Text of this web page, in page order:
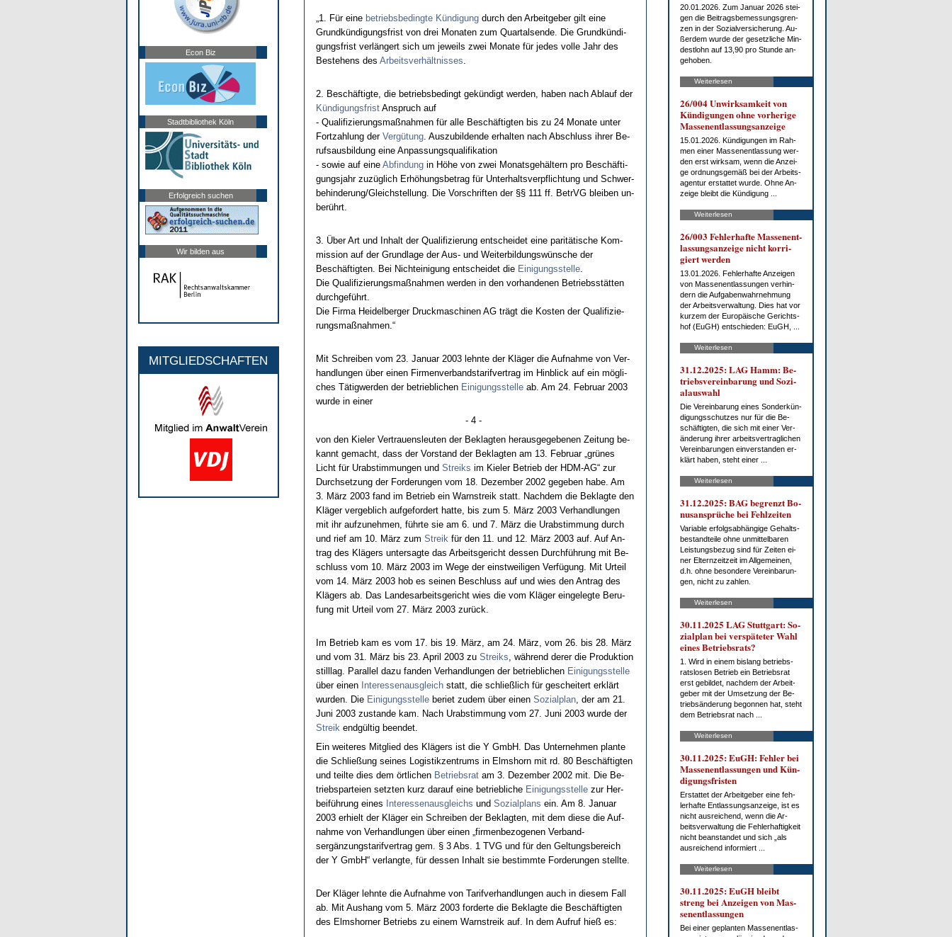
Econ Biz
Stadtbibliothek Köln
Erfolgreich suchen
Wir bilden aus
MITGLIEDSCHAFTEN
„1. Für ei­ne be­triebs­be­ding­te Kündi­gungdurch den Ar­beit­ge­ber gilt ei­ne
Grundkündi­gungs­frist von drei Mo­na­ten zum Quar­tals­en­de. Die Grundkündi­
gungs­frist verlängert sich um je­weils zwei Mo­na­te für je­des vol­le Jahr des
Be­ste­hens des Ar­beits­verhält­nis­ses.
2. Beschäftig­te, die be­triebs­be­dingt gekündigt wer­den, ha­ben nach Ab­lauf der
Kündi­gungs­fristAn­spruch auf
- Qua­li­fi­zie­rungs­maßnah­men für al­le Beschäftig­ten bis zu 24 Mo­na­te un­ter
Fort­zah­lung der Vergütung. Aus­zu­bil­den­de er­hal­ten nach Ab­schluss ih­rer Be­
rufs­aus­bil­dung ei­ne An­pas­sungs­qua­li­fi­ka­ti­on
- so­wie auf ei­ne Ab­fin­dungin Höhe von zwei Mo­nats­gehältern pro Beschäfti­
gungs­jahr zuzüglich Erhöhungs­be­trag für Un­ter­halts­ver­pflich­tung und Schwer­
be­hin­de­rung/Gleich­stel­lung. Die Vor­schrif­ten der §§ 111 ff. Be­trVG blei­ben un­
berührt.
3. Über Art und In­halt der Qua­li­fi­zie­rung ent­schei­det ei­ne pa­ritäti­sche Kom­
mis­si­on auf der Grund­la­ge der Aus- und Wei­ter­bil­dungswünsche der
Beschäftig­ten. Bei Nicht­ei­ni­gung ent­schei­det die Ei­ni­gungs­stel­le.
Die Qua­li­fi­zie­rungs­maßnah­men wer­den in den vor­han­de­nen Be­triebsstätten
durch­geführt.
Die Fir­ma Hei­del­ber­ger Druck­ma­schi­nen AG trägt die Kos­ten der Qua­li­fi­zie­
rungs­maßnah­men.“
Mit Schrei­ben vom 23. Ja­nu­ar 2003 lehn­te der Kläger die Auf­nah­me von Ver­
hand­lun­gen über ei­nen Fir­men­ver­bands­ta­rif­ver­trag im Hin­blick auf ein mögli­
ches Tätig­wer­den der be­trieb­li­chen Ei­ni­gungs­stel­leab. Am 24. Fe­bru­ar 2003
wur­de in ei­ner
- 4 -
von den Kie­ler Ver­trau­ens­leu­ten der Be­klag­ten her­aus­ge­ge­be­nen Zei­tung be­
kannt ge­macht, dass der Vor­stand der Be­klag­ten am 13. Fe­bru­ar „grünes
Licht für Ur­ab­stim­mun­gen und Streiks im Kie­ler Be­trieb der HDM-AG“ zur
Durch­set­zung der For­de­run­gen vom 18. De­zem­ber 2002 ge­ge­ben ha­be. Am
3. März 2003 fand im Be­trieb ein Warn­streik statt. Nach­dem die Be­klag­te den
Kläger ver­geb­lich auf­ge­for­dert hat­te, bis zum 5. März 2003 Ver­hand­lun­gen
mit ihr auf­zu­neh­men, führ­te sie am 6. und 7. März die Ur­ab­stim­mung durch
und rief am 10. März zum Streikfür den 11. und 12. März 2003 auf. Auf An­
trag des Klägers un­ter­sag­te das Ar­beits­ge­richt des­sen Durchführung mit Be­
schluss vom 10. März 2003 im We­ge der einst­wei­li­gen Verfügung. Mit Ur­teil
vom 14. März 2003 hob es sei­nen Be­schluss auf und wies den An­trag des
Klägers ab. Das Lan­des­ar­beits­ge­richt wies die vom Kläger ein­ge­leg­te Be­ru­
fung mit Ur­teil vom 27. März 2003 zurück.
Im Be­trieb kam es vom 17. bis 19. März, am 24. März, vom 26. bis 28. März
und vom 31. März bis 23. April 2003 zu Streiks, während de­rer die Pro­duk­ti­on
still­lag. Par­al­lel da­zu fan­den Ver­hand­lun­gen der be­trieb­li­chen Ei­ni­gungs­stel­le
über ei­nen In­ter­es­sen­aus­gleichstatt, die schließlich für ge­schei­tert erklärt
wur­den. Die Ei­ni­gungs­stel­lebe­riet zu­dem über ei­nen So­zi­al­plan, der am 21.
Ju­ni 2003 zu­stan­de kam. Nach Ur­ab­stim­mung vom 27. Ju­ni 2003 wur­de der
Streikendgültig be­en­det.
Ein wei­te­res Mit­glied des Klägers ist die Y GmbH. Das Un­ter­neh­men plan­te
die Sch­ließung sei­nes Lo­gis­tik­zen­trums in Elms­horn mit rd. 80 Beschäftig­ten
und teil­te dies dem ört­li­chen Be­triebs­ratam 3. De­zem­ber 2002 mit. Die Be­
triebs­par­tei­en setz­ten kurz dar­auf ei­ne be­trieb­li­che Ei­ni­gungs­stel­lezur Her­
beiführung ei­nes
In­ter­es­sen­aus­gleichs und So­zi­al­plans ein. Am 8. Ja­nu­ar
2003 er­hielt der Kläger ein Schrei­ben der Be­klag­ten, mit dem die­se die Auf­
nah­me von Ver­hand­lun­gen über ei­nen „fir­men­be­zo­ge­nen Ver­band­
sergänzungs­ta­rif­ver­trag gem. § 3 Abs. 1 TVG und für den Gel­tungs­be­reich
der Y GmbH“ ver­lang­te, für des­sen In­halt sie be­stimm­te For­de­run­gen stell­te.
Der Kläger lehn­te die Auf­nah­me von Ta­rif­ver­hand­lun­gen auch in die­sem Fall
ab. Mit Aus­hang vom 5. März 2003 for­der­te die Be­klag­te die Beschäftig­ten
des Elms­hor­ner Be­triebs zu ei­nem Warn­streik auf. In dem Auf­ruf hieß es:
20.01.2026. Zum Ja­nu­ar 2026 stei­
gen die Bei­trags­be­mes­sungs­gren­
zen in der So­zi­al­ver­si­che­rung. Au­
ßer­dem wur­de der ge­setz­li­che Min­
dest­lohn auf 13,90 pro St­un­de an­
ge­ho­ben.
Weiterlesen
26/004 Un­wirk­sam­keit von
Kün­di­gun­gen oh­ne vor­he­ri­ge
Mas­sen­ent­las­sungs­an­zei­ge
15.01.2026. Kün­di­gun­gen im Rah­
men ei­ner Mas­sen­ent­las­sung wer­
den erst wirk­sam, wenn die An­zei­
ge ord­nungs­ge­mäß bei der Ar­beits­
agen­tur er­stat­tet wur­de. Oh­ne An­
zei­ge bleibt die Kün­di­gung ...
Weiterlesen
26/003 Feh­ler­haf­te Mas­sen­ent­
las­sungs­an­zei­ge nicht kor­ri­
giert wer­den
13.01.2026. Feh­ler­haf­te An­zei­gen
von Mas­sen­ent­las­sun­gen ver­hin­
dern die Auf­ga­ben­wahr­neh­mung
der Ar­beits­ver­wal­tung. Dies hat vor
kur­zem der Eu­ro­päi­sche Ge­richts­
hof (EuGH) ent­schie­den: EuGH, ...
Weiterlesen
31.12.2025: LAG Hamm: Be­
triebs­ver­ein­ba­rung und So­zi­
al­aus­wahl
Die Ver­ein­ba­rung ei­nes Son­der­kün­
di­gungs­schut­zes nur für die Be­
schäf­tig­ten, die sich mit ei­ner Ver­
än­de­rung ih­rer ar­beits­ver­trag­li­chen
Ver­ein­ba­run­gen ein­ver­stan­den er­
klärt ha­ben, steht ei­ner ...
Weiterlesen
31.12.2025: BAG be­grenzt Bo­
nus­an­sprü­che bei Fehl­zei­ten
Va­ria­ble er­folgs­ab­hän­gi­ge Ge­halts­
be­stand­tei­le oh­ne un­mit­tel­ba­ren
Leis­tungs­be­zug sind für Zei­ten ei­
ner El­tern­zeit­zeit im All­ge­mei­nen,
d.h. oh­ne be­son­de­re Ver­ein­ba­run­
gen, nicht zu zah­len.
Weiterlesen
30.11.2025 LAG Stutt­gart: So­
zi­al­plan bei ver­spä­te­ter Wahl
ei­nes Be­triebs­rats?
1. Wird in ei­nem bis­lang be­triebs­
rats­lo­sen Be­trieb ein Be­triebs­rat
erst ge­bil­det, nach­dem der Ar­beit­
ge­ber mit der Um­set­zung der Be­
trieb­s­än­de­rung be­gon­nen hat, steht
dem Be­triebs­rat nach ...
Weiterlesen
30.11.2025: EuGH: Feh­ler bei
Mas­sen­ent­las­sun­gen und Kün­
di­gungs­fris­ten
Er­stat­tet der Ar­beit­ge­ber ei­ne feh­
ler­haf­te Ent­las­sungs­an­zei­ge, ist es
nicht aus­rei­chend, wenn die Ar­
beits­ver­wal­tung die Feh­ler­haf­tig­keit
nicht be­an­stan­det und sich „als
aus­rei­chend in­for­miert ...
Weiterlesen
30.11.2025: EuGH bleibt
streng bei An­zei­gen von Mas­
sen­ent­las­sun­gen
Bei ei­ner ge­plan­ten Mas­sen­ent­las­